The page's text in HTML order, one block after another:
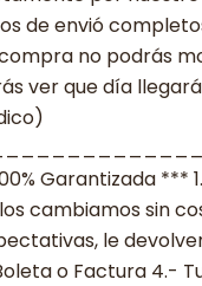
de envió
no podrás
ver que día
Garantizada ***
cambiamos sin
le
o Factura 4.-